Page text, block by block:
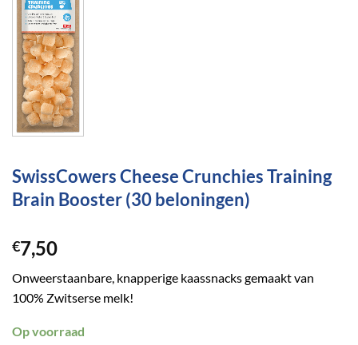
SwissCowers Cheese Crunchies Training
Brain Booster (30 beloningen)
€7,50
Onweerstaanbare, knapperige kaassnacks gemaakt van
100% Zwitserse melk!
Op voorraad